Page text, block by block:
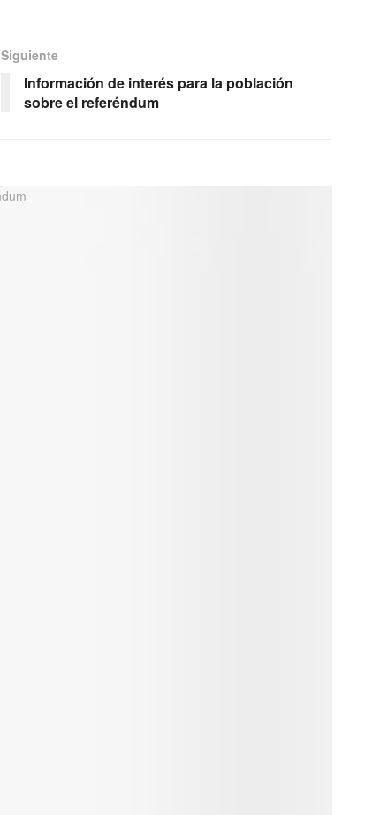
Siguiente
Información de interés para la población
sobre el referéndum